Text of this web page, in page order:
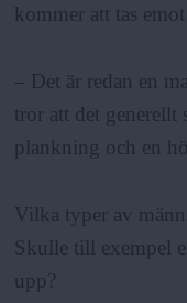
kommer att tas
– Det är redan en
tror att det
plankning och en
Vilka typer av
Skulle till exempel
upp?